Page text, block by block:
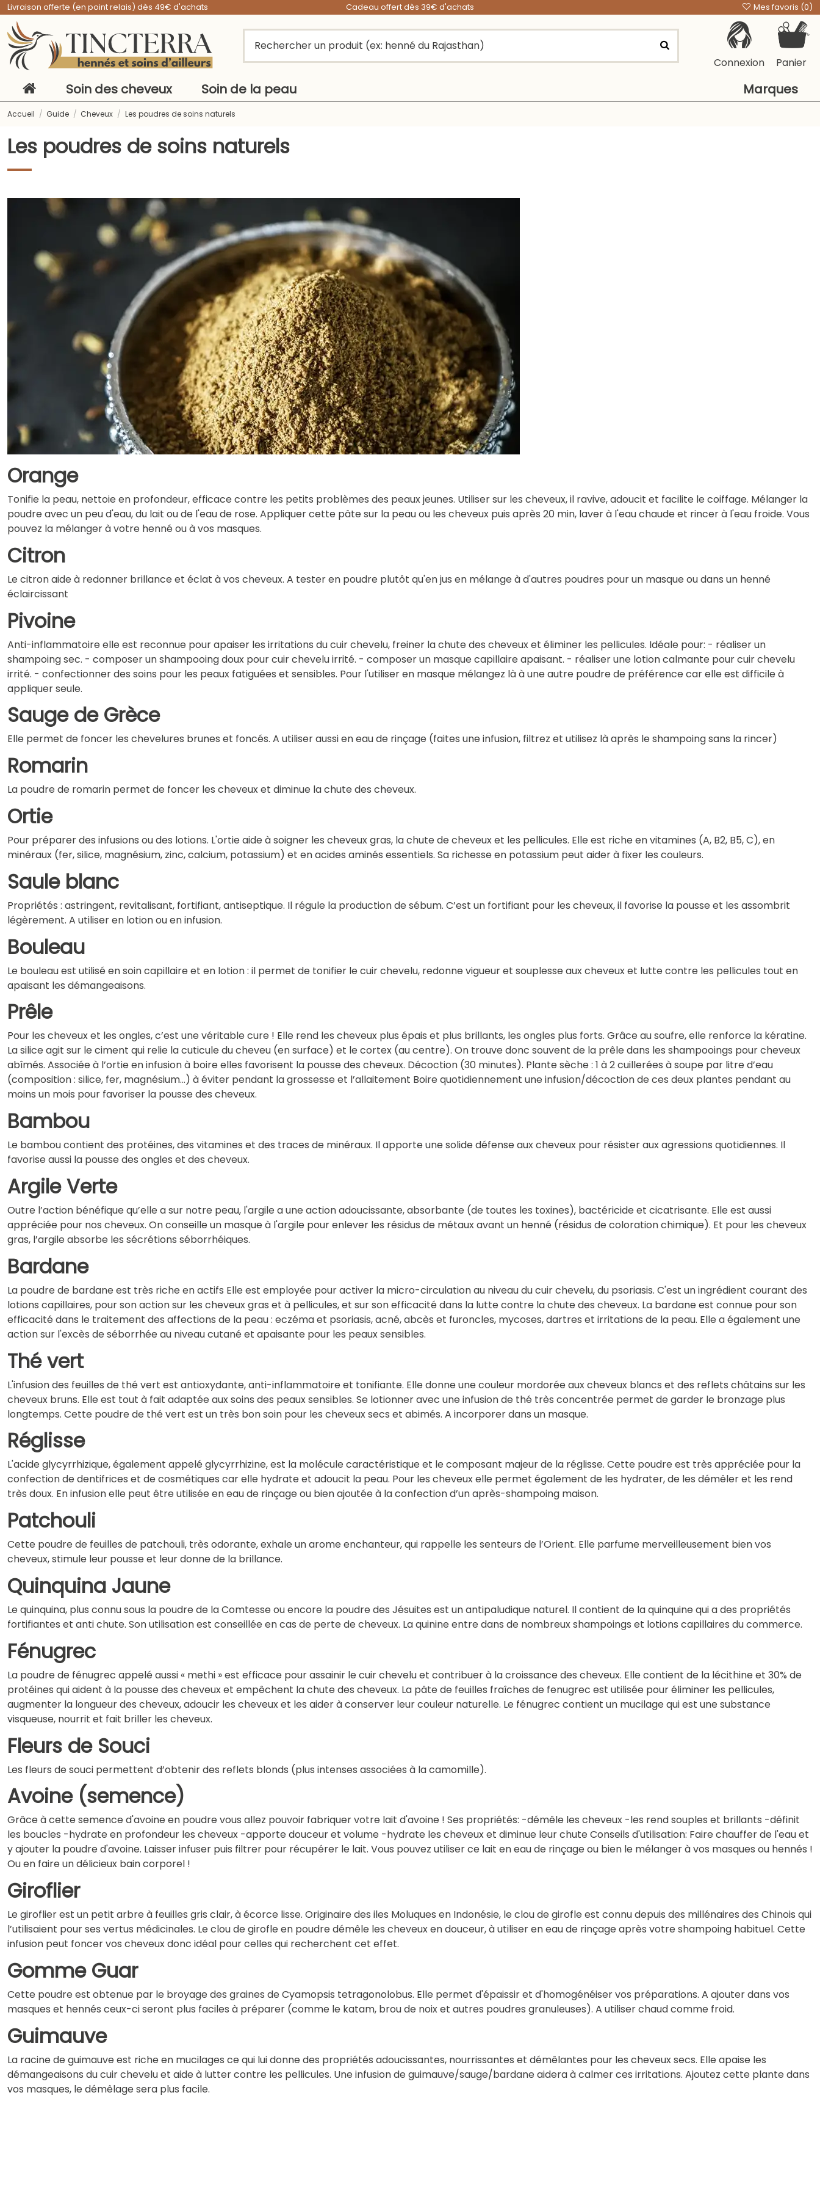
Livraison offerte (en point relais) dès 49€ d'achats Cadeau offert dès 39€ d'achats Mes favoris (0)
Connexion Panier
Soin des cheveux Soin de la peau Marques
Accueil Guide Cheveux Les poudres de soins naturels
Les poudres de soins naturels
Orange
Tonifie la peau, nettoie en profondeur, efficace contre les petits problèmes des peaux jeunes. Utiliser sur les cheveux, il ravive, adoucit et facilite le coiffage. Mélanger la
poudre avec un peu d'eau, du lait ou de l'eau de rose. Appliquer cette pâte sur la peau ou les cheveux puis après 20 min, laver à l'eau chaude et rincer à l'eau froide. Vous
pouvez la mélanger à votre henné ou à vos masques.
Citron
Le citron aide à redonner brillance et éclat à vos cheveux. A tester en poudre plutôt qu'en jus en mélange à d'autres poudres pour un masque ou dans un henné
éclaircissant
Pivoine
Anti-inflammatoire elle est reconnue pour apaiser les irritations du cuir chevelu, freiner la chute des cheveux et éliminer les pellicules. Idéale pour: - réaliser un
shampoing sec. - composer un shampooing doux pour cuir chevelu irrité. - composer un masque capillaire apaisant. - réaliser une lotion calmante pour cuir chevelu
irrité. - confectionner des soins pour les peaux fatiguées et sensibles. Pour l'utiliser en masque mélangez là à une autre poudre de préférence car elle est difficile à
appliquer seule.
Sauge de Grèce
Elle permet de foncer les chevelures brunes et foncés. A utiliser aussi en eau de rinçage (faites une infusion, filtrez et utilisez là après le shampoing sans la rincer)
Romarin
La poudre de romarin permet de foncer les cheveux et diminue la chute des cheveux.
Ortie
Pour préparer des infusions ou des lotions. L'ortie aide à soigner les cheveux gras, la chute de cheveux et les pellicules. Elle est riche en vitamines (A, B2, B5, C), en
minéraux (fer, silice, magnésium, zinc, calcium, potassium) et en acides aminés essentiels. Sa richesse en potassium peut aider à fixer les couleurs.
Saule blanc
Propriétés : astringent, revitalisant, fortifiant, antiseptique. Il régule la production de sébum. C’est un fortifiant pour les cheveux, il favorise la pousse et les assombrit
légèrement. A utiliser en lotion ou en infusion.
Bouleau
Le bouleau est utilisé en soin capillaire et en lotion : il permet de tonifier le cuir chevelu, redonne vigueur et souplesse aux cheveux et lutte contre les pellicules tout en
apaisant les démangeaisons.
Prêle
Pour les cheveux et les ongles, c’est une véritable cure ! Elle rend les cheveux plus épais et plus brillants, les ongles plus forts. Grâce au soufre, elle renforce la kératine.
La silice agit sur le ciment qui relie la cuticule du cheveu (en surface) et le cortex (au centre). On trouve donc souvent de la prêle dans les shampooings pour cheveux
abîmés. Associée à l’ortie en infusion à boire elles favorisent la pousse des cheveux. Décoction (30 minutes). Plante sèche : 1 à 2 cuillerées à soupe par litre d’eau
(composition : silice, fer, magnésium…) à éviter pendant la grossesse et l’allaitement Boire quotidiennement une infusion/décoction de ces deux plantes pendant au
moins un mois pour favoriser la pousse des cheveux.
Bambou
Le bambou contient des protéines, des vitamines et des traces de minéraux. Il apporte une solide défense aux cheveux pour résister aux agressions quotidiennes. Il
favorise aussi la pousse des ongles et des cheveux.
Argile Verte
Outre l’action bénéfique qu’elle a sur notre peau, l'argile a une action adoucissante, absorbante (de toutes les toxines), bactéricide et cicatrisante. Elle est aussi
appréciée pour nos cheveux. On conseille un masque à l'argile pour enlever les résidus de métaux avant un henné (résidus de coloration chimique). Et pour les cheveux
gras, l’argile absorbe les sécrétions séborrhéiques.
Bardane
La poudre de bardane est très riche en actifs Elle est employée pour activer la micro-circulation au niveau du cuir chevelu, du psoriasis. C'est un ingrédient courant des
lotions capillaires, pour son action sur les cheveux gras et à pellicules, et sur son efficacité dans la lutte contre la chute des cheveux. La bardane est connue pour son
efficacité dans le traitement des affections de la peau : eczéma et psoriasis, acné, abcès et furoncles, mycoses, dartres et irritations de la peau. Elle a également une
action sur l'excès de séborrhée au niveau cutané et apaisante pour les peaux sensibles.
Thé vert
L'infusion des feuilles de thé vert est antioxydante, anti-inflammatoire et tonifiante. Elle donne une couleur mordorée aux cheveux blancs et des reflets châtains sur les
cheveux bruns. Elle est tout à fait adaptée aux soins des peaux sensibles. Se lotionner avec une infusion de thé très concentrée permet de garder le bronzage plus
longtemps. Cette poudre de thé vert est un très bon soin pour les cheveux secs et abimés. A incorporer dans un masque.
Réglisse
L'acide glycyrrhizique, également appelé glycyrrhizine, est la molécule caractéristique et le composant majeur de la réglisse. Cette poudre est très appréciée pour la
confection de dentifrices et de cosmétiques car elle hydrate et adoucit la peau. Pour les cheveux elle permet également de les hydrater, de les démêler et les rend
très doux. En infusion elle peut être utilisée en eau de rinçage ou bien ajoutée à la confection d’un après-shampoing maison.
Patchouli
Cette poudre de feuilles de patchouli, très odorante, exhale un arome enchanteur, qui rappelle les senteurs de l’Orient. Elle parfume merveilleusement bien vos
cheveux, stimule leur pousse et leur donne de la brillance.
Quinquina Jaune
Le quinquina, plus connu sous la poudre de la Comtesse ou encore la poudre des Jésuites est un antipaludique naturel. Il contient de la quinquine qui a des propriétés
fortifiantes et anti chute. Son utilisation est conseillée en cas de perte de cheveux. La quinine entre dans de nombreux shampoings et lotions capillaires du commerce.
Fénugrec
La poudre de fénugrec appelé aussi « methi » est efficace pour assainir le cuir chevelu et contribuer à la croissance des cheveux. Elle contient de la lécithine et 30% de
protéines qui aident à la pousse des cheveux et empêchent la chute des cheveux. La pâte de feuilles fraîches de fenugrec est utilisée pour éliminer les pellicules,
augmenter la longueur des cheveux, adoucir les cheveux et les aider à conserver leur couleur naturelle. Le fénugrec contient un mucilage qui est une substance
visqueuse, nourrit et fait briller les cheveux.
Fleurs de Souci
Les fleurs de souci permettent d’obtenir des reflets blonds (plus intenses associées à la camomille).
Avoine (semence)
Grâce à cette semence d'avoine en poudre vous allez pouvoir fabriquer votre lait d'avoine ! Ses propriétés: -démêle les cheveux -les rend souples et brillants -définit
les boucles -hydrate en profondeur les cheveux -apporte douceur et volume -hydrate les cheveux et diminue leur chute Conseils d'utilisation: Faire chauffer de l'eau et
y ajouter la poudre d'avoine. Laisser infuser puis filtrer pour récupérer le lait. Vous pouvez utiliser ce lait en eau de rinçage ou bien le mélanger à vos masques ou hennés !
Ou en faire un délicieux bain corporel !
Giroflier
Le giroflier est un petit arbre à feuilles gris clair, à écorce lisse. Originaire des iles Moluques en Indonésie, le clou de girofle est connu depuis des millénaires des Chinois qui
l’utilisaient pour ses vertus médicinales. Le clou de girofle en poudre démêle les cheveux en douceur, à utiliser en eau de rinçage après votre shampoing habituel. Cette
infusion peut foncer vos cheveux donc idéal pour celles qui recherchent cet effet.
Gomme Guar
Cette poudre est obtenue par le broyage des graines de Cyamopsis tetragonolobus. Elle permet d'épaissir et d'homogénéiser vos préparations. A ajouter dans vos
masques et hennés ceux-ci seront plus faciles à préparer (comme le katam, brou de noix et autres poudres granuleuses). A utiliser chaud comme froid.
Guimauve
La racine de guimauve est riche en mucilages ce qui lui donne des propriétés adoucissantes, nourrissantes et démêlantes pour les cheveux secs. Elle apaise les
démangeaisons du cuir chevelu et aide à lutter contre les pellicules. Une infusion de guimauve/sauge/bardane aidera à calmer ces irritations. Ajoutez cette plante dans
vos masques, le démêlage sera plus facile.